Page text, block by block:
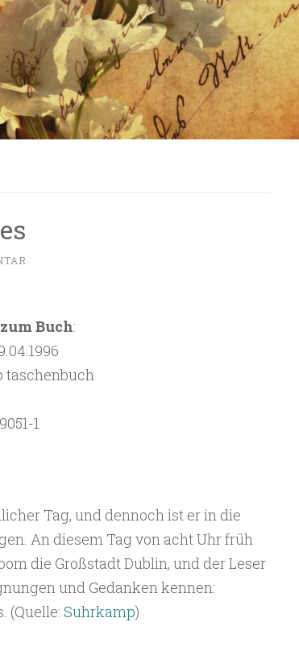
Buch:
taschenbuch
1
Tag, und dennoch ist er in die
An diesem Tag von acht Uhr früh
die Großstadt Dublin, und der Leser
und Gedanken kennen:
(Quelle: Suhrkamp)